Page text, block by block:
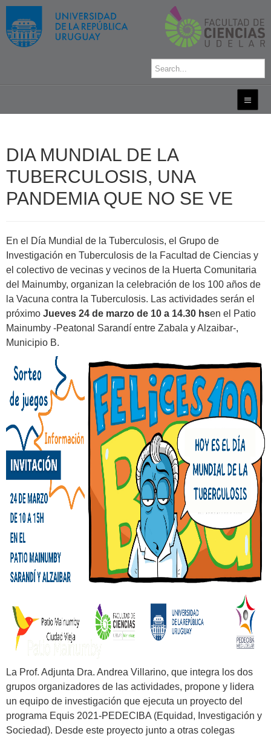
DIA MUNDIAL DE LA
TUBERCULOSIS, UNA
PANDEMIA QUE NO SE VE
En el Día Mundial de la Tuberculosis, el Grupo de
Investigación en Tuberculosis de la Facultad de Ciencias y
el colectivo de vecinas y vecinos de la Huerta Comunitaria
del Mainumby, organizan la celebración de los 100 años de
la Vacuna contra la Tuberculosis. Las actividades serán el
próximo Jueves 24 de marzo de 10 a 14.30 hsen el Patio
Mainumby -Peatonal Sarandí entre Zabala y Alzaibar-,
Municipio B.
La Prof. Adjunta Dra. Andrea Villarino, que integra los dos
grupos organizadores de las actividades, propone y lidera
un equipo de investigación que ejecuta un proyecto del
programa Equis 2021-PEDECIBA (Equidad, Investigación y
Sociedad). Desde este proyecto junto a otras colegas